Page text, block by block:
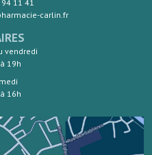
11 41
carlin.fr
vendredi
19h
16h